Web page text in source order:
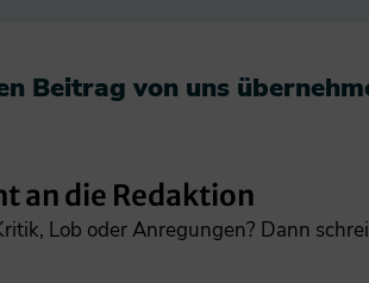
Beitrag von uns
an die Redaktion
Lob oder Anregungen? Dann